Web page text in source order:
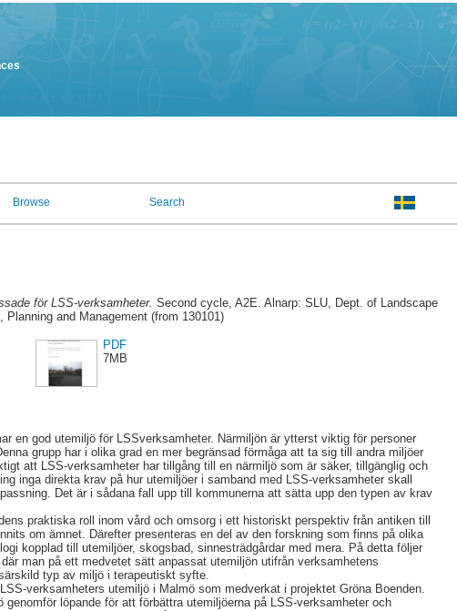
Browse Search
för LSS-verksamheter. Second cycle, A2E. Alnarp: SLU, Dept. of Landscape
Planning and Management (from 130101)
PDF
7MB
en god utemiljö för LSSverksamheter. Närmiljön är ytterst viktig för personer
grupp har i olika grad en mer begränsad förmåga att ta sig till andra miljöer
att LSS-verksamheter har tillgång till en närmiljö som är säker, tillgänglig och
inga direkta krav på hur utemiljöer i samband med LSS-verksamheter skall
Det är i sådana fall upp till kommunerna att sätta upp den typen av krav
praktiska roll inom vård och omsorg i ett historiskt perspektiv från antiken till
om ämnet. Därefter presenteras en del av den forskning som finns på olika
kopplad till utemiljöer, skogsbad, sinnesträdgårdar med mera. På detta följer
man på ett medvetet sätt anpassat utemiljön utifrån verksamhetens
typ av miljö i terapeutiskt syfte.
verksamheters utemiljö i Malmö som medverkat i projektet Gröna Boenden.
löpande för att förbättra utemiljöerna på LSS-verksamheter och